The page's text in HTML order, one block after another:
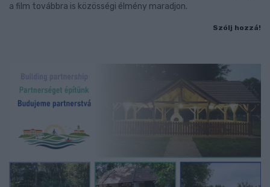
a film továbbra is közösségi élmény maradjon.
Szólj hozzá!